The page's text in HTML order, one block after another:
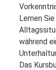
Lernen
während
Das